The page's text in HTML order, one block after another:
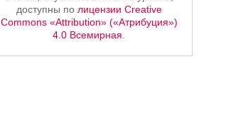
доступны по лицензии Creative
Commons «Attribution» («Атрибуция»)
4.0 Всемирная